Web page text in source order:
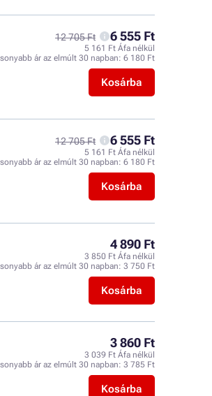
12 705 Ft 6 555 Ft
5 161 Ft Áfa nélkül
ár az elmúlt 30 napban: 6 180 Ft
Kosárba
12 705 Ft 6 555 Ft
5 161 Ft Áfa nélkül
ár az elmúlt 30 napban: 6 180 Ft
Kosárba
4 890 Ft
3 850 Ft Áfa nélkül
ár az elmúlt 30 napban: 3 750 Ft
Kosárba
3 860 Ft
3 039 Ft Áfa nélkül
ár az elmúlt 30 napban: 3 785 Ft
Kosárba